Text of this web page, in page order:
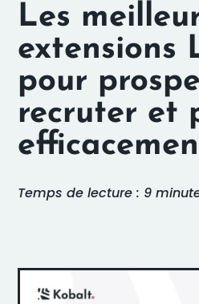
Les
extensions
pour
recruter et
Temps de lecture : 9